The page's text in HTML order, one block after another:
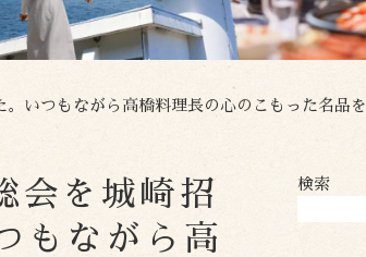
楽しませて頂きました。ありがとうございます。夜は香住に帰り香住商
会を城崎招
もながら高
検索